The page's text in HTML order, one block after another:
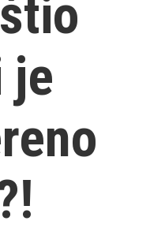
je